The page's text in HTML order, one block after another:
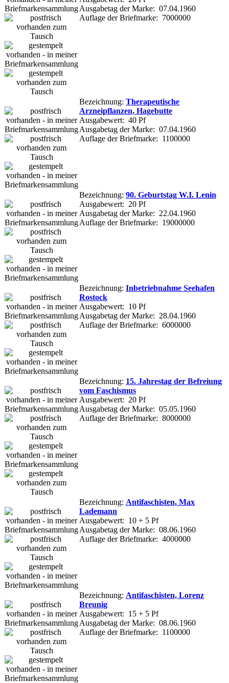
Ausgabetag der Marke: 07.04.1960
Auflage der Briefmarke: 7000000
Bezeichnung: Therapeutische
Arzneipflanzen, Hagebutte
Ausgabewert: 40 Pf
Ausgabetag der Marke: 07.04.1960
Auflage der Briefmarke: 1100000
Bezeichnung: 90. Geburtstag W.I. Lenin
Ausgabewert: 20 Pf
Ausgabetag der Marke: 22.04.1960
Auflage der Briefmarke: 19000000
Bezeichnung: Inbetriebnahme Seehafen
Rostock
Ausgabewert: 10 Pf
Ausgabetag der Marke: 28.04.1960
Auflage der Briefmarke: 6000000
Bezeichnung: 15. Jahrestag der Befreiung
vom Faschismus
Ausgabewert: 20 Pf
Ausgabetag der Marke: 05.05.1960
Auflage der Briefmarke: 8000000
Bezeichnung: Antifaschisten, Max
Lademann
Ausgabewert: 10 + 5 Pf
Ausgabetag der Marke: 08.06.1960
Auflage der Briefmarke: 4000000
Bezeichnung: Antifaschisten, Lorenz
Breunig
Ausgabewert: 15 + 5 Pf
Ausgabetag der Marke: 08.06.1960
Auflage der Briefmarke: 1100000